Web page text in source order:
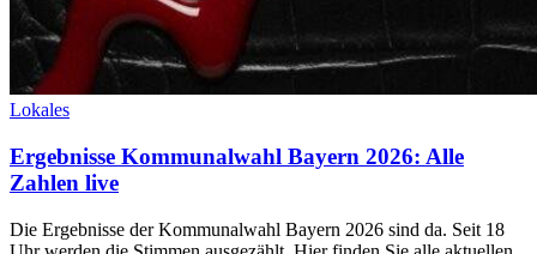
Lokales
Ergebnisse Kommunalwahl Bayern 2026: Alle
Zahlen live
Die Ergebnisse der Kommunalwahl Bayern 2026 sind da. Seit 18